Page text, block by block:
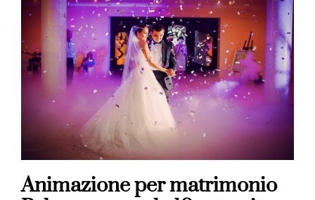
Animazione per matrimonio